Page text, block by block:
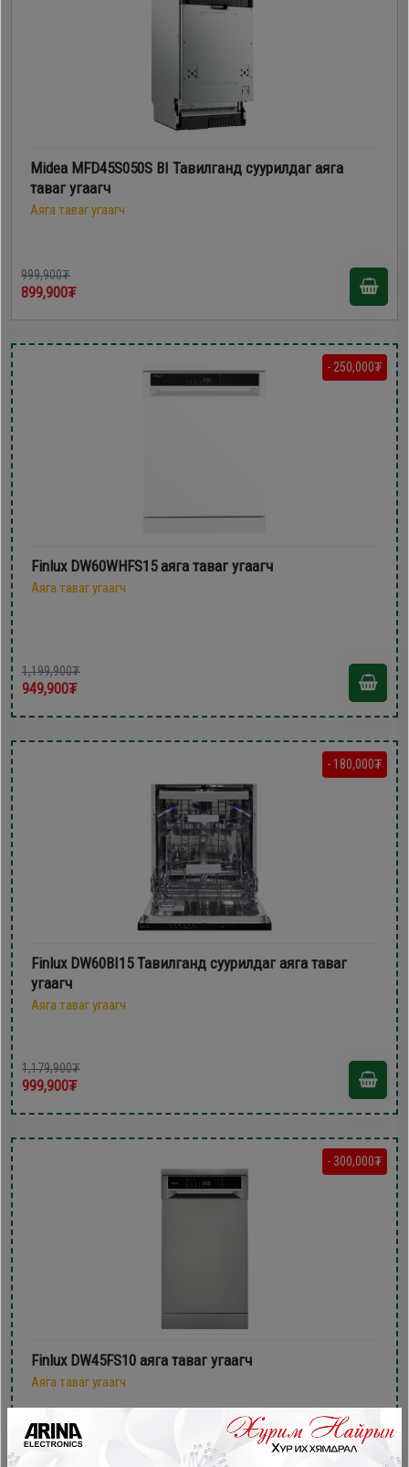
Midea MFD45S050S BI Тавилганд суурилдаг аяга
таваг угаагч
Аяга таваг угаагч
999,900₮
899,900₮
- 250,000₮
Finlux DW60WHFS15 аяга таваг угаагч
Аяга таваг угаагч
1,199,900₮
949,900₮
- 180,000₮
Finlux DW60BI15 Тавилганд суурилдаг аяга таваг
угаагч
Аяга таваг угаагч
1,179,900₮
999,900₮
- 300,000₮
Finlux DW45FS10 аяга таваг угаагч
Аяга таваг угаагч